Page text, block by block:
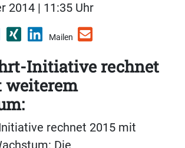
2014 | 11:35 Uhr
Mailen
Initiative rechnet
weiterem
rechnet 2015 mit